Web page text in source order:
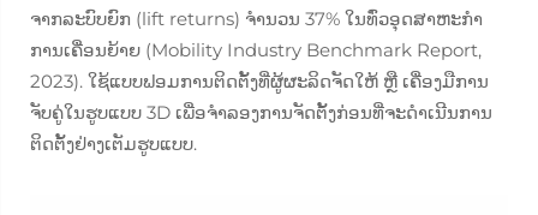
ຈາກລະບົບຍົກ (lift returns) ຈຳນວນ 37% ໃນທົ່ວອຸດສາຫະກຳ
ການເຄື່ອນຍ້າຍ (Mobility Industry Benchmark Report,
2023). ໃຊ້ແບບຟອມການຕິດຕັ້ງທີ່ຜູ້ຜະລິດຈັດໃຫ້ ຫຼື ເຄື່ອງມືການ
ຈັບຄູ່ໃນຮູບແບບ 3D ເພື່ອຈຳລອງການຈັດຕັ້ງກ່ອນທີ່ຈະດຳເນີນການ
ຕິດຕັ້ງຢ່າງເຕັມຮູບແບບ.